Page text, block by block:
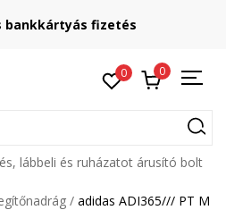
bankkártyás fizetés
0 0
lábbeli és ruházatot árusító bolt
adidas ADI365/// PT M